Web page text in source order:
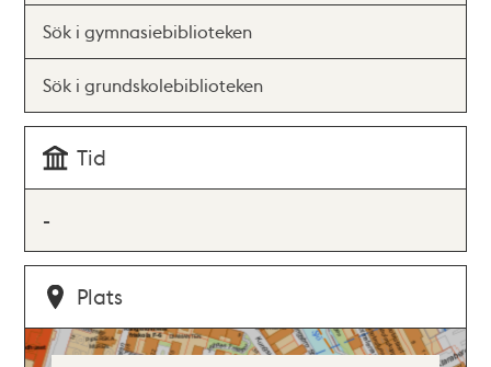
Sök i gymnasiebiblioteken
Sök i grundskolebiblioteken
Tid
-
Plats